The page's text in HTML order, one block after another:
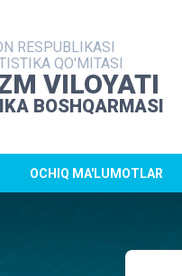
RESPUBLIKASI
QO'MITASI
VILOYATI
BOSHQARMASI
OCHIQ MA'LUMOTLAR